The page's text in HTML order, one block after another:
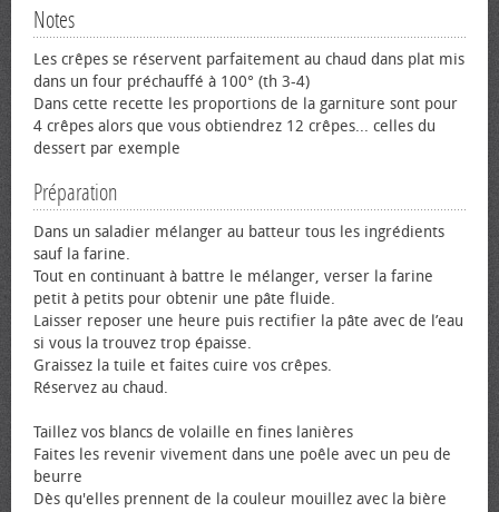
Notes
Les crêpes se réservent parfaitement au chaud dans plat mis
dans un four préchauffé à 100° (th 3-4)
Dans cette recette les proportions de la garniture sont pour
4 crêpes alors que vous obtiendrez 12 crêpes... celles du
dessert par exemple
Préparation
Dans un saladier mélanger au batteur tous les ingrédients
sauf la farine.
Tout en continuant à battre le mélanger, verser la farine
petit à petits pour obtenir une pâte fluide.
Laisser reposer une heure puis rectifier la pâte avec de l’eau
si vous la trouvez trop épaisse.
Graissez la tuile et faites cuire vos crêpes.
Réservez au chaud.
Taillez vos blancs de volaille en fines lanières
Faites les revenir vivement dans une poêle avec un peu de
beurre
Dès qu'elles prennent de la couleur mouillez avec la bière